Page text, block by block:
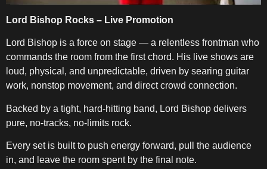
Lord Bishop Rocks – Live Promotion
Lord Bishop is a force on stage — a relentless frontman who
commands the room from the first chord. His live shows are
loud, physical, and unpredictable, driven by searing guitar
work, nonstop movement, and direct crowd connection.
Backed by a tight, hard-hitting band, Lord Bishop delivers
pure, no-tracks, no-limits rock.
Every set is built to push energy forward, pull the audience
in, and leave the room spent by the final note.